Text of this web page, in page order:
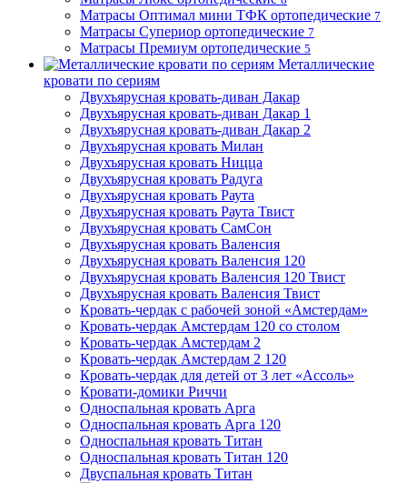
Матрасы Оптимал мини ТФК ортопедические 7
Матрасы Супериор ортопедические 7
Матрасы Премиум ортопедические 5
Металлические
кровати по сериям
Двухъярусная кровать-диван Дакар
Двухъярусная кровать-диван Дакар 1
Двухъярусная кровать-диван Дакар 2
Двухъярусная кровать Милан
Двухъярусная кровать Ницца
Двухъярусная кровать Радуга
Двухъярусная кровать Раута
Двухъярусная кровать Раута Твист
Двухъярусная кровать СамСон
Двухъярусная кровать Валенсия
Двухъярусная кровать Валенсия 120
Двухъярусная кровать Валенсия 120 Твист
Двухъярусная кровать Валенсия Твист
Кровать-чердак с рабочей зоной «Амстердам»
Кровать-чердак Амстердам 120 со столом
Кровать-чердак Амстердам 2
Кровать-чердак Амстердам 2 120
Кровать-чердак для детей от 3 лет «Ассоль»
Кровати-домики Риччи
Односпальная кровать Арга
Односпальная кровать Арга 120
Односпальная кровать Титан
Односпальная кровать Титан 120
Двуспальная кровать Титан